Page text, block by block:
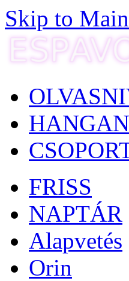
Skip to
FRISS
NAPTÁR
Alapvetés
Orin